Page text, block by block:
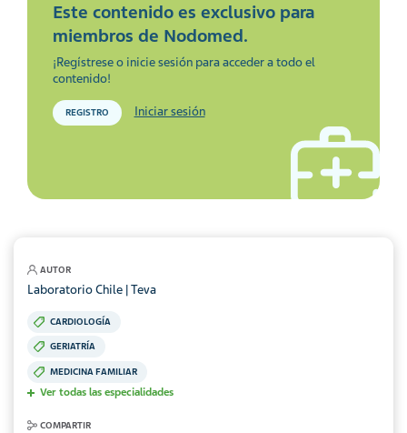
AUTOR
Laboratorio Chile | Teva
CARDIOLOGÍA
GERIATRÍA
MEDICINA FAMILIAR
Ver todas las especialidades
COMPARTIR
Este contenido es exclusivo para
miembros de Nodomed.
¡Regístrese o inicie sesión para acceder a todo el
contenido!
REGISTRO Iniciar sesión